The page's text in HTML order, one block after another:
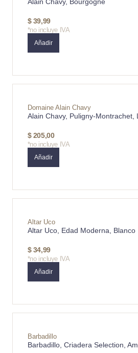
$39,99
*no incluye IVA
Añadir
Domaine Alain Chavy
Alain Chavy, Puligny-Montrachet,
$205,00
*no incluye IVA
Añadir
Altar Uco
Altar Uco, Edad Moderna, Blanco
$34,99
*no incluye IVA
Añadir
Barbadillo
Barbadillo, Criadera Selection,